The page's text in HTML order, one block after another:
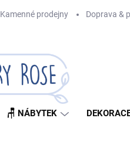
Kamenné prodejny Doprava &
🪑 NÁBYTEK